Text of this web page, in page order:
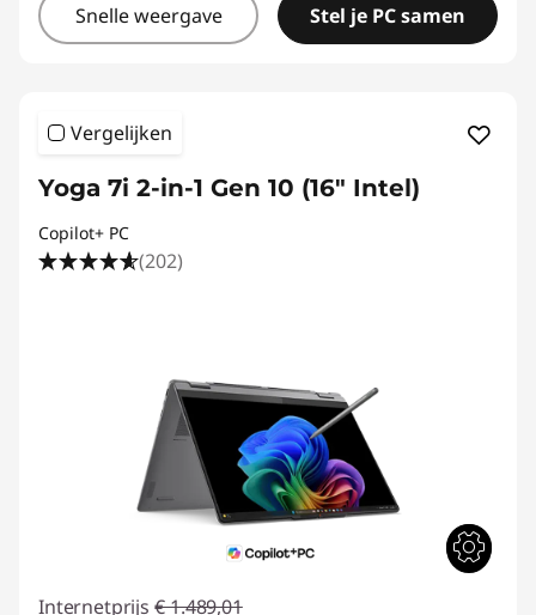
Snelle weergave Stel je PC samen
Vergelijken
Yoga 7i 2-in-1 Gen 10 (16" Intel)
Copilot+ PC
(202)
Internetprijs € 1.489,01